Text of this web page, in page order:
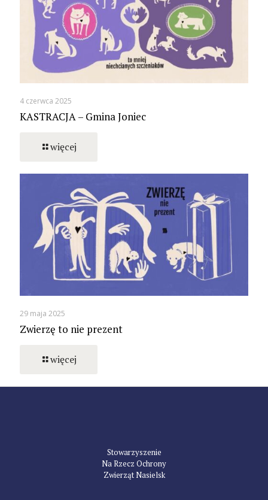
4 czerwca 2025
KASTRACJA – Gmina Joniec
więcej
29 maja 2025
Zwierzę to nie prezent
więcej
Stowarzyszenie
Na Rzecz Ochrony
Zwierząt Nasielsk